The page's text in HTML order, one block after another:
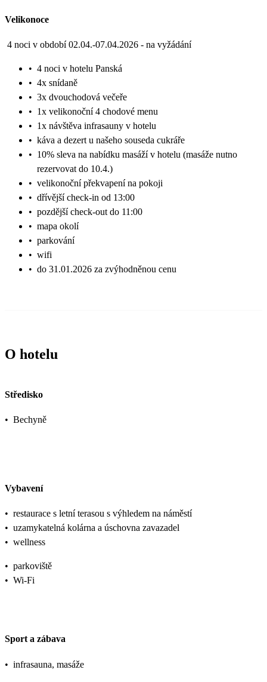
Velikonoce
4 noci v období 02.04.-07.04.2026 - na vyžádání
• 4 noci v hotelu Panská
• 4x snídaně
• 3x dvouchodová večeře
• 1x velikonoční 4 chodové menu
• 1x návštěva infrasauny v hotelu
• káva a dezert u našeho souseda cukráře
• 10% sleva na nabídku masáží v hotelu (masáže nutno
rezervovat do 10.4.)
• velikonoční překvapení na pokoji
• dřívější check-in od 13:00
• pozdější check-out do 11:00
• mapa okolí
• parkování
• wifi
• do 31.01.2026 za zvýhodněnou cenu
O hotelu
Středisko
• Bechyně
Vybavení
• restaurace s letní terasou s výhledem na náměstí
• uzamykatelná kolárna a úschovna zavazadel
• wellness
• parkoviště
• Wi-Fi
Sport a zábava
• infrasauna, masáže